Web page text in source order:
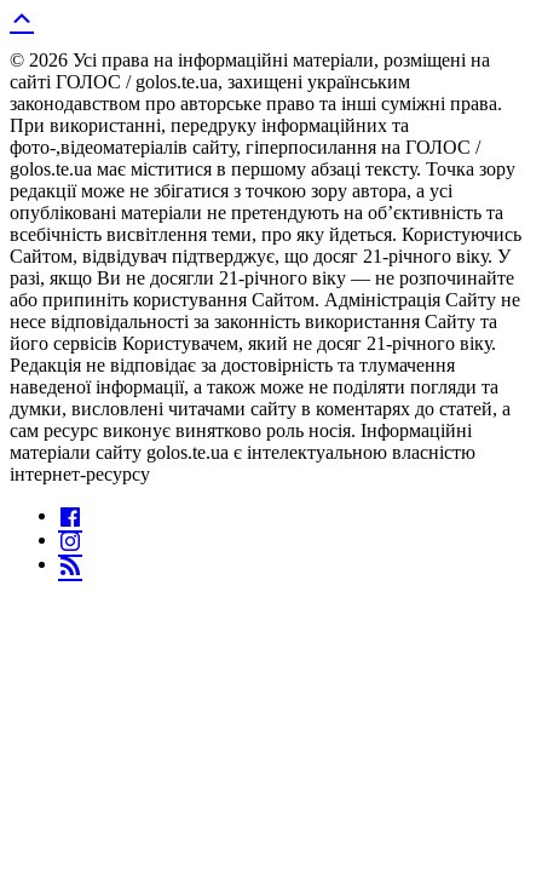
© 2026 Усі права на інформаційні матеріали, розміщені на
сайті ГОЛОС / golos.te.ua, захищені українським
законодавством про авторське право та інші суміжні права.
При використанні, передруку інформаційних та
фото-,відеоматеріалів сайту, гіперпосилання на ГОЛОС /
golos.te.ua має міститися в першому абзаці тексту. Точка зору
редакції може не збігатися з точкою зору автора, а усі
опубліковані матеріали не претендують на об’єктивність та
всебічність висвітлення теми, про яку йдеться. Користуючись
Сайтом, відвідувач підтверджує, що досяг 21-річного віку. У
разі, якщо Ви не досягли 21-річного віку — не розпочинайте
або припиніть користування Сайтом. Адміністрація Сайту не
несе відповідальності за законність використання Сайту та
його сервісів Користувачем, який не досяг 21-річного віку.
Редакція не відповідає за достовірність та тлумачення
наведеної інформації, а також може не поділяти погляди та
думки, висловлені читачами сайту в коментарях до статей, а
сам ресурс виконує винятково роль носія. Інформаційні
матеріали сайту golos.te.ua є інтелектуальною власністю
інтернет-ресурсу